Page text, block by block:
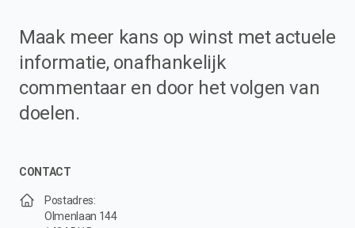
Maak meer kans op winst met actuele
informatie, onafhankelijk
commentaar en door het volgen van
doelen.
CONTACT
Postadres:
Olmenlaan 144